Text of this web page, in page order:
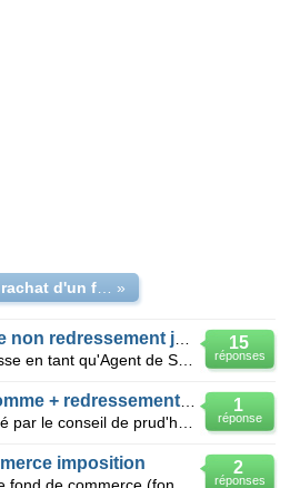
»
15
réponses
1
réponse
2
réponses
imposition